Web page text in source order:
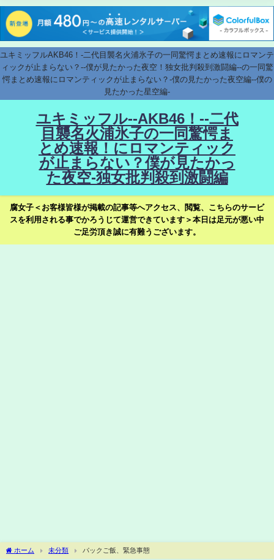
ユキミッフルAKB46！-二代目襲名火浦氷子の一同驚愕まとめ速報にロマンテ
ィックが止まらない？--僕が見たかった夜空！独女批判殺到激闘編--の一同驚
愕まとめ速報にロマンティックが止まらない？-僕の見たかった夜空編--僕の
見たかった星空編-
ユキミッフル--AKB46！--二代
目襲名火浦氷子の一同驚愕ま
とめ速報！にロマンティック
が止まらない？僕が見たかっ
た夜空-独女批判殺到激闘編
腐女子＜お客様皆様が掲載の記事等へアクセス、閲覧、こちらのサービ
スを利用される事でかろうじて運営できています＞本日は足元が悪い中
ご足労頂き誠に有難うございます。
ホーム 未分類 パックご飯、緊急事態